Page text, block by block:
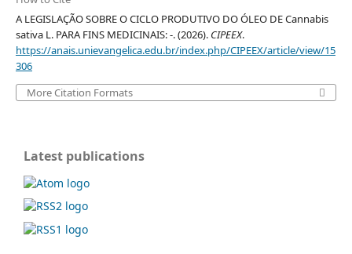
A LEGISLAÇÃO SOBRE O CICLO PRODUTIVO DO ÓLEO DE Cannabis
sativa L. PARA FINS MEDICINAIS: -. (2026). CIPEEX.
https://anais.unievangelica.edu.br/index.php/CIPEEX/article/view/15
306
More Citation Formats
Latest publications